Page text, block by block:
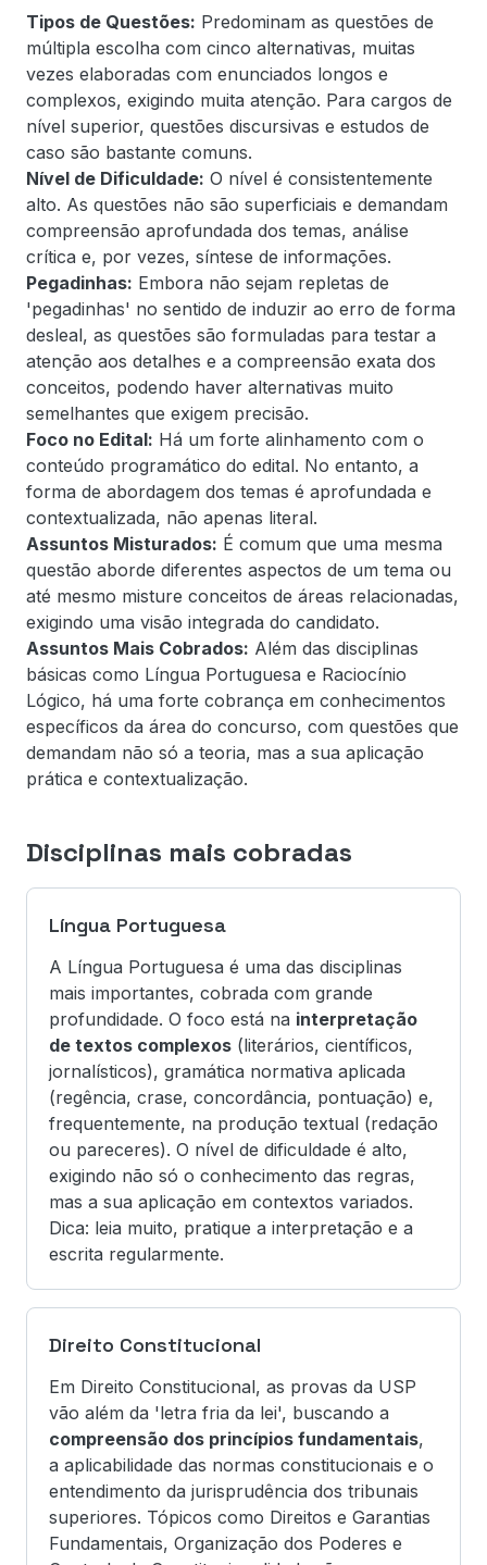
Tipos de Questões: Predominam as questões de
múltipla escolha com cinco alternativas, muitas
vezes elaboradas com enunciados longos e
complexos, exigindo muita atenção. Para cargos de
nível superior, questões discursivas e estudos de
caso são bastante comuns.
Nível de Dificuldade: O nível é consistentemente
alto. As questões não são superficiais e demandam
compreensão aprofundada dos temas, análise
crítica e, por vezes, síntese de informações.
Pegadinhas: Embora não sejam repletas de
'pegadinhas' no sentido de induzir ao erro de forma
desleal, as questões são formuladas para testar a
atenção aos detalhes e a compreensão exata dos
conceitos, podendo haver alternativas muito
semelhantes que exigem precisão.
Foco no Edital: Há um forte alinhamento com o
conteúdo programático do edital. No entanto, a
forma de abordagem dos temas é aprofundada e
contextualizada, não apenas literal.
Assuntos Misturados: É comum que uma mesma
questão aborde diferentes aspectos de um tema ou
até mesmo misture conceitos de áreas relacionadas,
exigindo uma visão integrada do candidato.
Assuntos Mais Cobrados: Além das disciplinas
básicas como Língua Portuguesa e Raciocínio
Lógico, há uma forte cobrança em conhecimentos
específicos da área do concurso, com questões que
demandam não só a teoria, mas a sua aplicação
prática e contextualização.
Disciplinas mais cobradas
Língua Portuguesa
A Língua Portuguesa é uma das disciplinas
mais importantes, cobrada com grande
profundidade. O foco está na interpretação
de textos complexos (literários, científicos,
jornalísticos), gramática normativa aplicada
(regência, crase, concordância, pontuação) e,
frequentemente, na produção textual (redação
ou pareceres). O nível de dificuldade é alto,
exigindo não só o conhecimento das regras,
mas a sua aplicação em contextos variados.
Dica: leia muito, pratique a interpretação e a
escrita regularmente.
Direito Constitucional
Em Direito Constitucional, as provas da USP
vão além da 'letra fria da lei', buscando a
compreensão dos princípios fundamentais,
a aplicabilidade das normas constitucionais e o
entendimento da jurisprudência dos tribunais
superiores. Tópicos como Direitos e Garantias
Fundamentais, Organização dos Poderes e